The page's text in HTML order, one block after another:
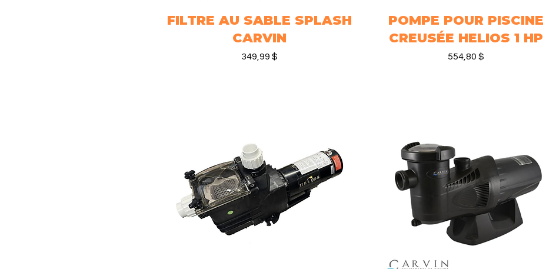
Aperçu rapide
FILTRE AU SABLE SPLASH
CARVIN
Prix
349,99 $
Aperçu rapide
POMPE POUR PISCINE
CREUSÉE HELIOS 1 HP
Prix
554,80 $